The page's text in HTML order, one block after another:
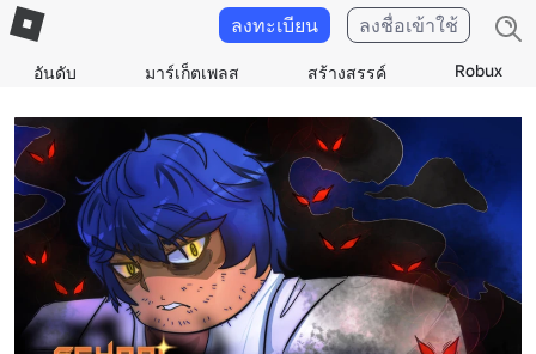
อันดับ มาร์เก็ตเพลส สร้างสรรค์ Robux
ลงทะเบียน ลงชื่อเข้าใช้